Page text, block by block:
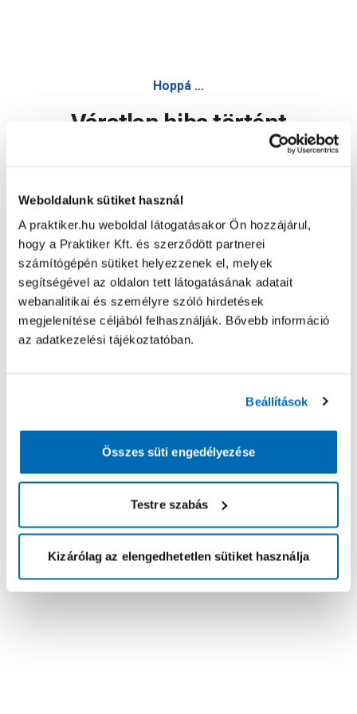
Weboldalunk sütiket használ
A praktiker.hu weboldal látogatásakor Ön hozzájárul,
hogy a Praktiker Kft. és szerződött partnerei
számítógépén sütiket helyezzenek el, melyek
segítségével az oldalon tett látogatásának adatait
webanalitikai és személyre szóló hirdetések
megjelenítése céljából felhasználják. Bővebb információ
az adatkezelési tájékoztatóban.
Beállítások
Összes süti engedélyezése
Testre szabás
Kizárólag az elengedhetetlen sütiket használja
Hoppá ...
Váratlan hiba történt
Oldal újratöltése